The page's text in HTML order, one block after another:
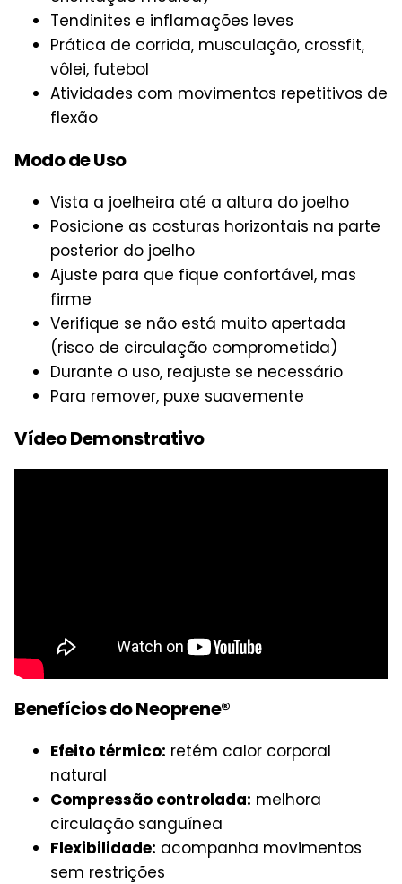
Tendinites e inflamações leves
Prática de corrida, musculação, crossfit,
vôlei, futebol
Atividades com movimentos repetitivos de
flexão
Modo de Uso
Vista a joelheira até a altura do joelho
Posicione as costuras horizontais na parte
posterior do joelho
Ajuste para que fique confortável, mas
firme
Verifique se não está muito apertada
(risco de circulação comprometida)
Durante o uso, reajuste se necessário
Para remover, puxe suavemente
Vídeo Demonstrativo
Benefícios do Neoprene®
Efeito térmico: retém calor corporal
natural
Compressão controlada: melhora
circulação sanguínea
Flexibilidade: acompanha movimentos
sem restrições